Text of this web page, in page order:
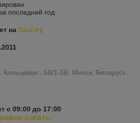
последний год
на Deal.by
Кольцевая , 5В/1-5Б, Минск, Беларусь
с 09:00 до 17:00
работы